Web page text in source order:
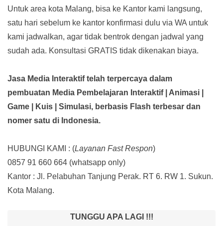
Untuk area kota Malang, bisa ke Kantor kami langsung,
satu hari sebelum ke kantor konfirmasi dulu via WA untuk
kami jadwalkan, agar tidak bentrok dengan jadwal yang
sudah ada. Konsultasi GRATIS tidak dikenakan biaya.
Jasa Media Interaktif telah terpercaya dalam
pembuatan Media Pembelajaran Interaktif| Animasi |
Game | Kuis | Simulasi, berbasis Flash terbesar dan
nomer satu di Indonesia.
HUBUNGI KAMI : (Layanan Fast Respon)
0857 91 660 664 (whatsapp only)
Kantor : Jl. Pelabuhan Tanjung Perak. RT 6. RW 1. Sukun.
Kota Malang.
TUNGGU APA LAGI !!!